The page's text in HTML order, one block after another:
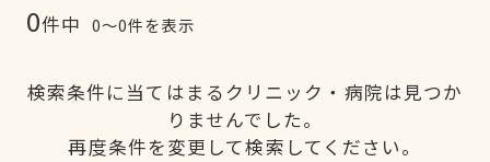
0件中 0〜0件を表示
検索条件に当てはまるクリニック・病院は見つか
りませんでした。
再度条件を変更して検索してください。